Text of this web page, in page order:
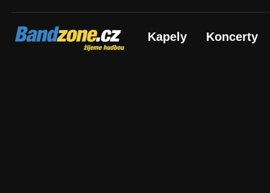
Bandzone.cz
žijeme hudbou Kapely Koncerty